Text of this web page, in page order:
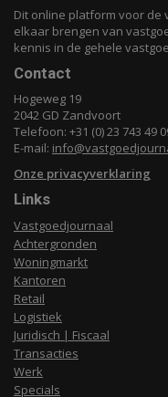
Dit online platform voor de
elkaar brengen van
kennis in de gehele
Contact
Hogeweg 19
2042 GD Zandvoort
Telefoon: +31 (0) 23 743 49
E-mail:
Onze privacyverklaring
Links
Vastgoedjournaal
Achtergronden
Woningmarkt
Kantoren
Retail
Logistiek
Juridisch | Fiscaal
Transacties
Werk
Specials